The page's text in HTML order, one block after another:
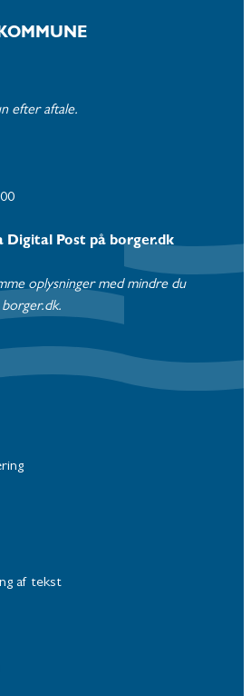
efter aftale.
Digital Post på borger.dk
oplysninger med mindre du
af tekst